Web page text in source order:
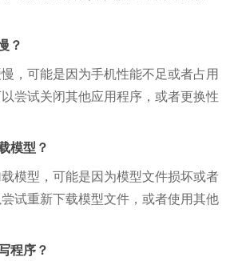
？
，可能是因为手机性能不足或者占用
尝试关闭其他应用程序，或者更换性
模型？
模型，可能是因为模型文件损坏或者
试重新下载模型文件，或者使用其他
程序？